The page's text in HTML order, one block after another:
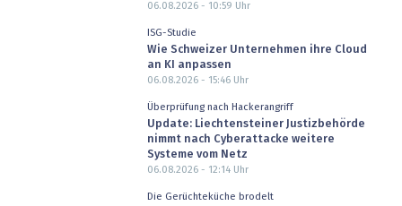
06.08.2026 - 10:59 Uhr
ISG-Studie
Wie Schweizer Unternehmen ihre Cloud
an KI anpassen
06.08.2026 - 15:46Uhr
Überprüfung nach Hackerangriff
Update: Liechtensteiner Justizbehörde
nimmt nach Cyberattacke weitere
Systeme vom Netz
06.08.2026 - 12:14Uhr
Die Gerüchteküche brodelt